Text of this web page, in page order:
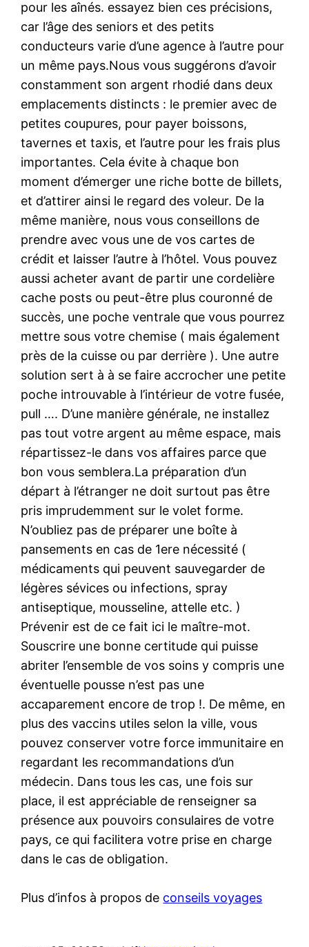
pour les aînés. essayez bien ces précisions,
car l’âge des seniors et des petits
conducteurs varie d’une agence à l’autre pour
un même pays.Nous vous suggérons d’avoir
constamment son argent rhodié dans deux
emplacements distincts : le premier avec de
petites coupures, pour payer boissons,
tavernes et taxis, et l’autre pour les frais plus
importantes. Cela évite à chaque bon
moment d’émerger une riche botte de billets,
et d’attirer ainsi le regard des voleur. De la
même manière, nous vous conseillons de
prendre avec vous une de vos cartes de
crédit et laisser l’autre à l’hôtel. Vous pouvez
aussi acheter avant de partir une cordelière
cache posts ou peut-être plus couronné de
succès, une poche ventrale que vous pourrez
mettre sous votre chemise ( mais également
près de la cuisse ou par derrière ). Une autre
solution sert à à se faire accrocher une petite
poche introuvable à l’intérieur de votre fusée,
pull …. D’une manière générale, ne installez
pas tout votre argent au même espace, mais
répartissez-le dans vos affaires parce que
bon vous semblera.La préparation d’un
départ à l’étranger ne doit surtout pas être
pris imprudemment sur le volet forme.
N’oubliez pas de préparer une boîte à
pansements en cas de 1ere nécessité (
médicaments qui peuvent sauvegarder de
légères sévices ou infections, spray
antiseptique, mousseline, attelle etc. )
Prévenir est de ce fait ici le maître-mot.
Souscrire une bonne certitude qui puisse
abriter l’ensemble de vos soins y compris une
éventuelle pousse n’est pas une
accaparement encore de trop !. De même, en
plus des vaccins utiles selon la ville, vous
pouvez conserver votre force immunitaire en
regardant les recommandations d’un
médecin. Dans tous les cas, une fois sur
place, il est appréciable de renseigner sa
présence aux pouvoirs consulaires de votre
pays, ce qui facilitera votre prise en charge
dans le cas de obligation.
Plus d’infos à propos de conseils voyages